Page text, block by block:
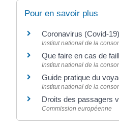
Pour en savoir plus
Coronavirus (Covid-
Institut national de la
Que faire en cas de
Institut national de la
Guide pratique du
Institut national de la
Droits des passagers
Commission européenne